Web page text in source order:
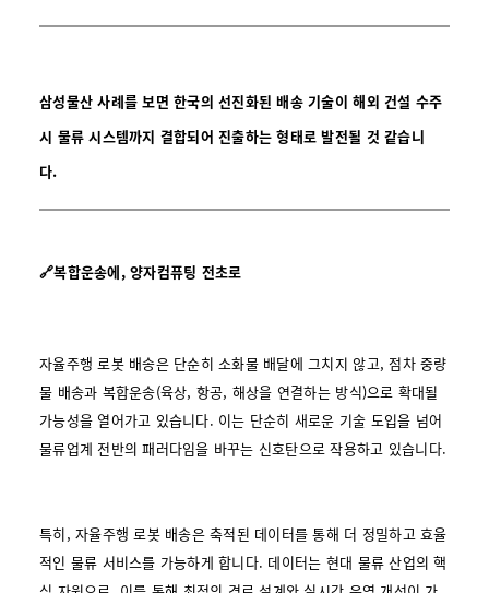
삼성물산 사례를 보면 한국의 선진화된 배송 기술이 해외 건설 수주
시 물류 시스템까지 결합되어 진출하는 형태로 발전될 것 같습니
다.
🔗복합운송에, 양자컴퓨팅 전초로
자율주행 로봇 배송은 단순히 소화물 배달에 그치지 않고, 점차 중량
물 배송과 복합운송(육상, 항공, 해상을 연결하는 방식)으로 확대될
가능성을 열어가고 있습니다. 이는 단순히 새로운 기술 도입을 넘어
물류업계 전반의 패러다임을 바꾸는 신호탄으로 작용하고 있습니다.
특히, 자율주행 로봇 배송은 축적된 데이터를 통해 더 정밀하고 효율
적인 물류 서비스를 가능하게 합니다. 데이터는 현대 물류 산업의 핵